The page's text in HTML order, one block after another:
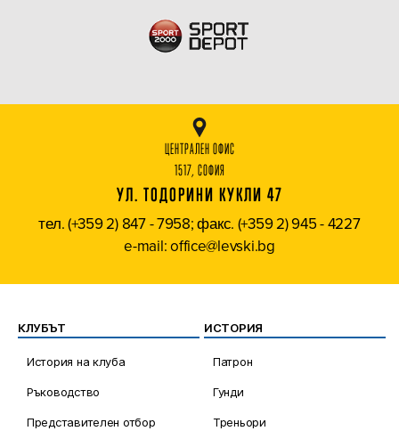
ЦЕНТРАЛЕН ОФИС
1517, СОФИЯ
УЛ. ТОДОРИНИ КУКЛИ 47
тел. (+359 2) 847 - 7958; факс. (+359 2) 945 - 4227
e-mail: office@levski.bg
КЛУБЪТ
История на клуба
Ръководство
Представителен отбор
ИСТОРИЯ
Патрон
Гунди
Треньори